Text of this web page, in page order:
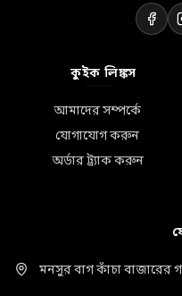
কুইক লিঙ্কস
আমাদের সম্পর্কে
যোগাযোগ করুন
অর্ডার ট্র্যাক করুন
মনসুর বাগ কাঁচা বাজারের